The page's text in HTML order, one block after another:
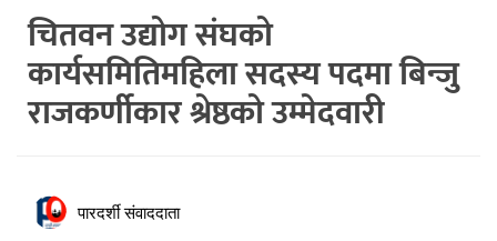
प्रमुख
खबर
समाचार
माडी
चितवन उद्योग संघको
कार्यसमितिमहिला सदस्य पदमा बिन्जु
राजकर्णीकार श्रेष्ठको उम्मेदवारी
पारदर्शी संवाददाता